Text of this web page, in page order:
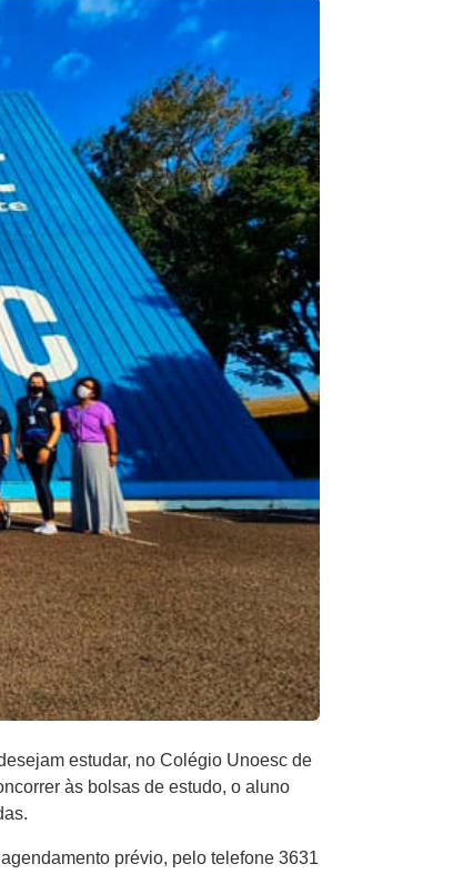
estudar, no Colégio Unoesc de
às bolsas de estudo, o aluno
prévio, pelo telefone 3631